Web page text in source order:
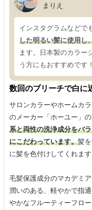
まりえ
インスタグラムなどで
した明るい髪に使用し
ます。日本製のカラー
う方にもおすすめです！
数回のブリーチで白に
サロンカラーやホームカ
のメーカー「ホーユー」
系と両性の洗浄成分をバ
にこだわっています。髪
に髪を色付けしてくれます
毛髪保護成分のマカデミ
潤いのある、軽やかで指
やかなフルーティーフロ